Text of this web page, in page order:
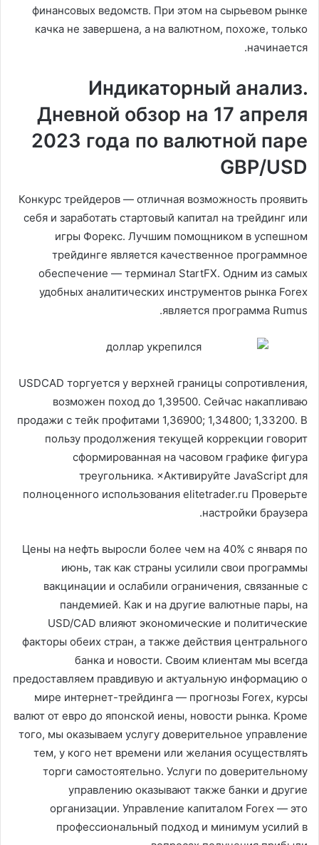
финансовых ведомств. При этом на сырьевом рынке
качка не завершена, а на валютном, похоже, только
начинается.
Индикаторный анализ.
Дневной обзор на 17 апреля
2023 года по валютной паре
GBP/USD
Конкурс трейдеров — отличная возможность проявить
себя и заработать стартовый капитал на трейдинг или
игры Форекс. Лучшим помощником в успешном
трейдинге является качественное программное
обеспечение — терминал StartFX. Одним из самых
удобных аналитических инструментов рынка Forex
является программа Rumus.
USDCAD торгуется у верхней границы сопротивления,
возможен поход до 1,39500. Сейчас накапливаю
продажи с тейк профитами 1,36900; 1,34800; 1,33200. В
пользу продолжения текущей коррекции говорит
сформированная на часовом графике фигура
треугольника. ×Активируйте JavaScript для
полноценного использования elitetrader.ru Проверьте
настройки браузера.
Цены на нефть выросли более чем на 40% с января по
июнь, так как страны усилили свои программы
вакцинации и ослабили ограничения, связанные с
пандемией. Как и на другие валютные пары, на
USD/CAD влияют экономические и политические
факторы обеих стран, а также действия центрального
банка и новости. Своим клиентам мы всегда
предоставляем правдивую и актуальную информацию о
мире интернет-трейдинга — прогнозы Forex, курсы
валют от евро до японской иены, новости рынка. Кроме
того, мы оказываем услугу доверительное управление
тем, у кого нет времени или желания осуществлять
торги самостоятельно. Услуги по доверительному
управлению оказывают также банки и другие
организации. Управление капиталом Forex — это
профессиональный подход и минимум усилий в